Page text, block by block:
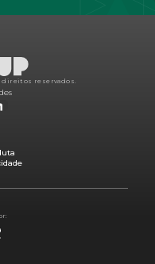
direitos reservados.